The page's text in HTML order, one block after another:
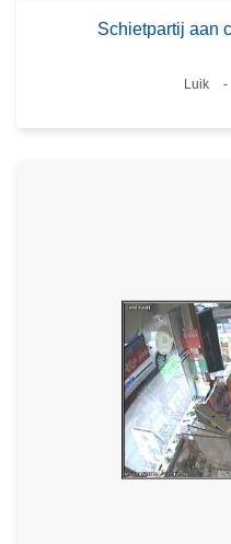
Schietpartij aan
Plaats
Luik